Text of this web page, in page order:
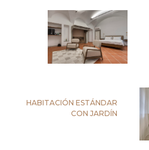
HABITACIÓN ESTÁNDAR
CON JARDÍN